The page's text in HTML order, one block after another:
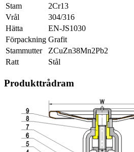
Stam
2Cr13
Vrål
304/316
Hätta
EN-JS1030
Förpackning Grafit
Stammutter
ZCuZn38Mn2Pb2
Ratt
Stål
Produkttrådram